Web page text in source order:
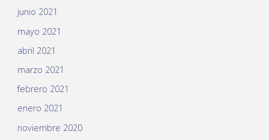
junio 2021
mayo 2021
abril 2021
marzo 2021
febrero 2021
enero 2021
noviembre 2020